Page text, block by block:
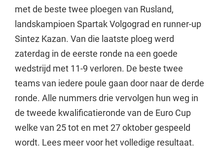
met de beste twee ploegen van Rusland,
landskampioen Spartak Volgograd en runner-up
Sintez Kazan. Van die laatste ploeg werd
zaterdag in de eerste ronde na een goede
wedstrijd met 11-9 verloren. De beste twee
teams van iedere poule gaan door naar de derde
ronde. Alle nummers drie vervolgen hun weg in
de tweede kwalificatieronde van de Euro Cup
welke van 25 tot en met 27 oktober gespeeld
wordt. Lees meer voor het volledige resultaat.